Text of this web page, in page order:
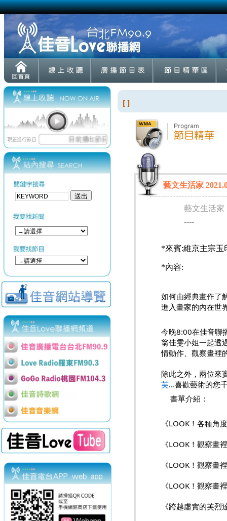
[ ]
藝文生活家
藝文生活家
----
*來賓:維京主宗玉
*內容:
如何由經典畫作了
進入畫家的內在世
今晚8:00在佳音聯
翁佳雯小姐一起透
情動作、觀察畫裡
除此之外，兩位來
芙...喜歡藝術的您
書單介紹：
《LOOK！各種角
《LOOK！觀察畫
《LOOK！觀察畫
《LOOK！觀察畫
《跨越虛實的芙烈